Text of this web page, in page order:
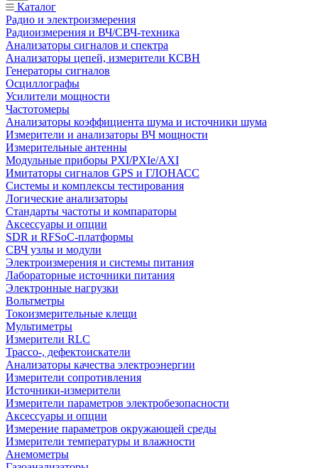
Каталог
Радио и электроизмерения
Радиоизмерения и ВЧ/СВЧ-техника
Анализаторы сигналов и спектра
Анализаторы цепей, измерители КСВН
Генераторы сигналов
Осциллографы
Усилители мощности
Частотомеры
Анализаторы коэффициента шума и источники шума
Измерители и анализаторы ВЧ мощности
Измерительные антенны
Модульные приборы PXI/PXIe/AXI
Имитаторы сигналов GPS и ГЛОНАСС
Системы и комплексы тестирования
Логические анализаторы
Стандарты частоты и компараторы
Аксессуары и опции
SDR и RFSoC‑платформы
СВЧ узлы и модули
Электроизмерения и системы питания
Лабораторные источники питания
Электронные нагрузки
Вольтметры
Токоизмерительные клещи
Мультиметры
Измерители RLC
Трассо-, дефектоискатели
Анализаторы качества электроэнергии
Измерители сопротивления
Источники-измерители
Измерители параметров электробезопасности
Аксессуары и опции
Измерение параметров окружающей среды
Измерители температуры и влажности
Анемометры